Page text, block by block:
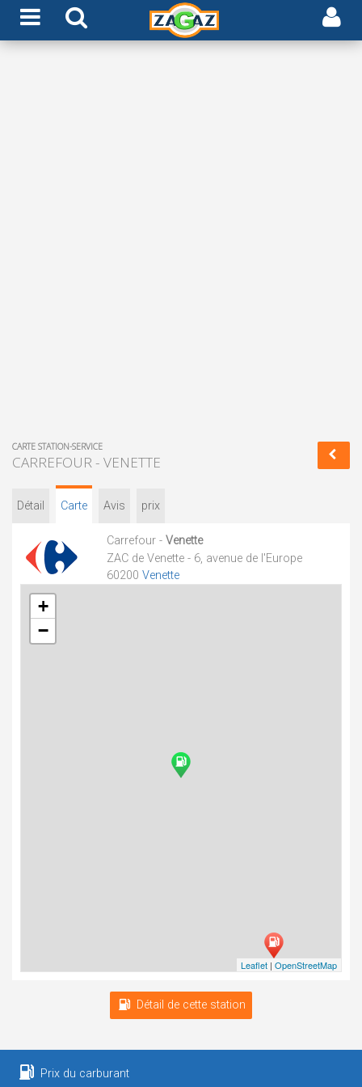
CARTE STATION-SERVICE
CARREFOUR - VENETTE
Détail Carte Avis prix
Carrefour - Venette
ZAC de Venette - 6, avenue de l'Europe
60200 Venette
+
−
Leaflet | OpenStreetMap
Détail de cette station
Prix du carburant